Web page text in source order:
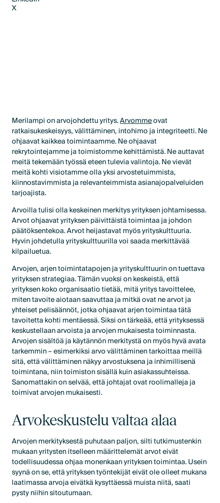
LinkedIn
X
Merilampi on arvojohdettu yritys.Arvommeovat
ratkaisukeskeisyys, välittäminen, intohimo ja integriteetti. Ne
ohjaavat kaikkea toimintaamme. Ne ohjaavat
rekrytointejamme ja toimistomme kehittämistä. Ne auttavat
meitä tekemään työssä eteen tulevia valintoja. Ne vievät
meitä kohti visiotamme olla yksi arvostetuimmista,
kiinnostavimmista ja relevanteimmista asianajopalveluiden
tarjoajista.
Arvoilla tulisi olla keskeinen merkitys yrityksen johtamisessa.
Arvot ohjaavat yrityksen päivittäistä toimintaa ja johdon
päätöksentekoa. Arvot heijastavat myös yrityskulttuuria.
Hyvin johdetulla yrityskulttuurilla voi saada merkittävää
kilpailuetua.
Arvojen, arjen toimintatapojen ja yrityskulttuurin on tuettava
yrityksen strategiaa. Tämän vuoksi on keskeistä, että
yrityksen koko organisaatio tietää, mitä yritys tavoittelee,
miten tavoite aiotaan saavuttaa ja mitkä ovat ne arvot ja
yhteiset pelisäännöt, jotka ohjaavat arjen toimintaa tätä
tavoitetta kohti mentäessä. Siksi on tärkeää, että yrityksessä
keskustellaan arvoista ja arvojen mukaisesta toiminnasta.
Arvojen sisältöä ja käytännön merkitystä on myös hyvä avata
tarkemmin – esimerkiksi arvo välittäminen tarkoittaa meillä
sitä, että välittäminen näkyy arvostuksena ja inhimillisenä
toimintana, niin toimiston sisällä kuin asiakassuhteissa.
Sanomattakin on selvää, että johtajat ovat roolimalleja ja
toimivat arvojen mukaisesti.
Arvokeskustelu valtaa alaa
Arvojen merkityksestä puhutaan paljon, silti tutkimustenkin
mukaan yritysten itselleen määrittelemät arvot eivät
todellisuudessa ohjaa monenkaan yrityksen toimintaa. Usein
syynä on se, että yrityksen työntekijät eivät ole olleet mukana
laatimassa arvoja eivätkä kysyttäessä muista niitä, saati
pysty niihin sitoutumaan.